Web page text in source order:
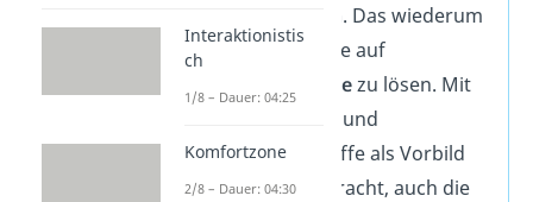
. Das wiederum
hilft ihnen Konflikte auf
konstruktive Weisezu lösen. Mit
der empathischen und
einfühlsamen Giraffe als Vorbild
wird ihnen beigebracht, auch die
Interaktionistis
ch
1/8 – Dauer: 04:25
Komfortzone
2/8 – Dauer: 04:30